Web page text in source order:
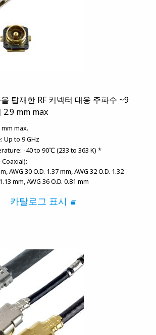
탑재한 RF 커넥터 대응 주파수 ~9
2.9 mm max
mm max.
Up to 9 GHz
-40 to 90℃ (233 to 363 K) *
AWG 30 O.D. 1.37 mm AWG 32 O.D. 1.32
mm AWG 36 O.D. 0.81 mm
카탈로그 표시